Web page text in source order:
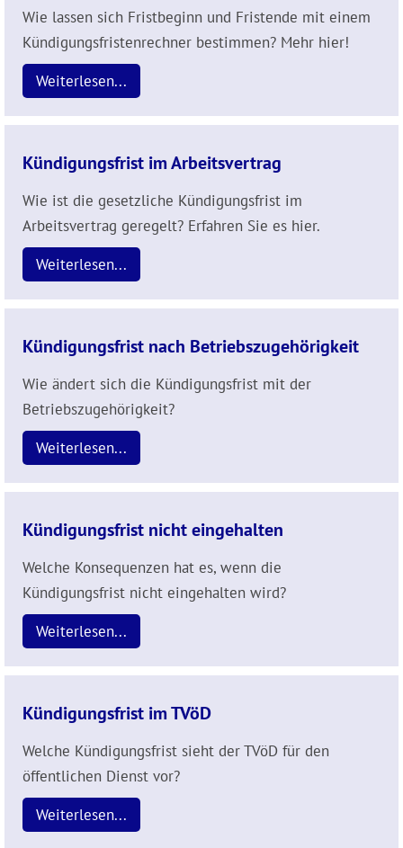
Wie lassen sich Fristbeginn und Fristende mit einem
Kündigungsfristenrechner bestimmen? Mehr hier!
Weiterlesen...
Kündigungsfrist im Arbeitsvertrag
Wie ist die gesetzliche Kündigungsfrist im
Arbeitsvertrag geregelt? Erfahren Sie es hier.
Weiterlesen...
Kündigungsfrist nach Betriebszugehörigkeit
Wie ändert sich die Kündigungsfrist mit der
Betriebszugehörigkeit?
Weiterlesen...
Kündigungsfrist nicht eingehalten
Welche Konsequenzen hat es, wenn die
Kündigungsfrist nicht eingehalten wird?
Weiterlesen...
Kündigungsfrist im TVöD
Welche Kündigungsfrist sieht der TVöD für den
öffentlichen Dienst vor?
Weiterlesen...